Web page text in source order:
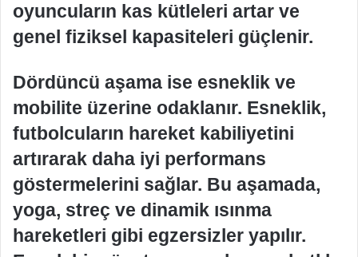
oyuncuların kas kütleleri artar ve
genel fiziksel kapasiteleri güçlenir.
Dördüncü aşama ise esneklik ve
mobilite üzerine odaklanır. Esneklik,
futbolcuların hareket kabiliyetini
artırarak daha iyi performans
göstermelerini sağlar. Bu aşamada,
yoga, streç ve dinamik ısınma
hareketleri gibi egzersizler yapılır.